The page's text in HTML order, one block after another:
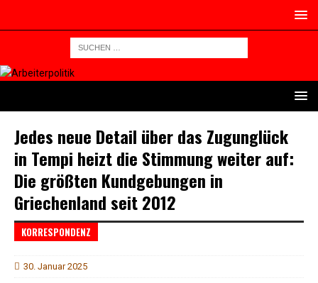
Jedes neue Detail über das Zugunglück
in Tempi heizt die Stimmung weiter auf:
Die größten Kundgebungen in
Griechenland seit 2012
KORRESPONDENZ
30. Januar 2025